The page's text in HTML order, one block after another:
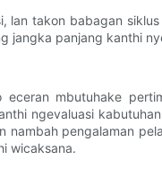
lan takon babagan
jangka panjang kanthi
mbutuhake
ngevaluasi
pengalaman
wicaksana.